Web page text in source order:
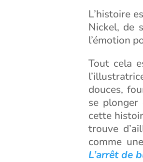
L’histoire
Nickel, de
l’émotion
Tout cela
douces,
se plonger
cette
trouve
comme
L’arrêt de